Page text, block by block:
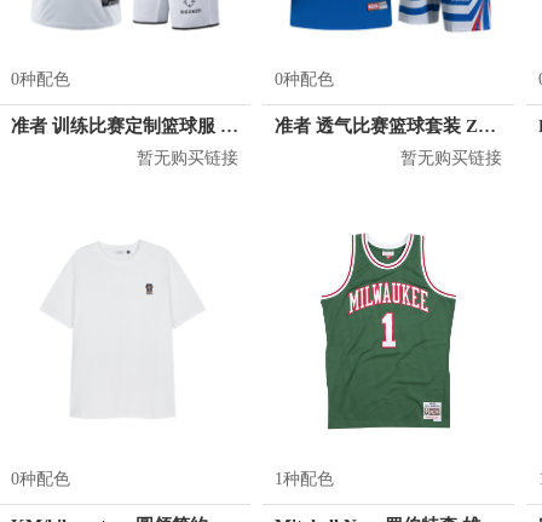
0种配色
准者 训练比赛定制篮球服 Z17110105
暂无购买链接
0种配色
准者 透气比赛篮球套装 Z118210177
暂无购买链接
0种配色 1种配色